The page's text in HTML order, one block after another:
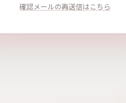
確認メールの再送信はこちら